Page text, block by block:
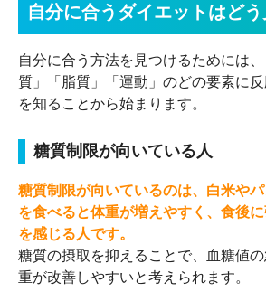
自分に合うダイエットはどう
自分に合う方法を見つけるためには
質」「脂質」「運動」のどの要素に
を知ることから始まります。
糖質制限が向いている人
糖質制限が向いているのは、白米や
を食べると体重が増えやすく、食後
を感じる人です。
糖質の摂取を抑えることで、血糖値
重が改善しやすいと考えられます。